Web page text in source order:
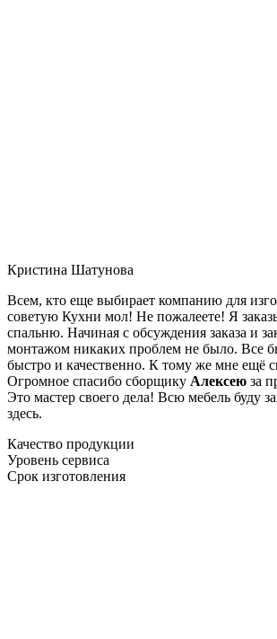
Кристина Шатунова
Всем, кто еще выбирает компанию для
советую Кухни мол! Не пожалеете! Я
спальню. Начиная с обсуждения заказа и
монтажом никаких проблем не было. Все
быстро и качественно. К тому же мне ещё
Огромное спасибо сборщику Алексею за
Это мастер своего дела! Всю мебель буду
здесь.
Качество продукции
Уровень сервиса
Срок изготовления